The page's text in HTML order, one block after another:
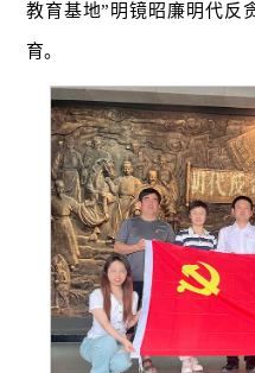
教育基地”明镜昭廉明代反
育。